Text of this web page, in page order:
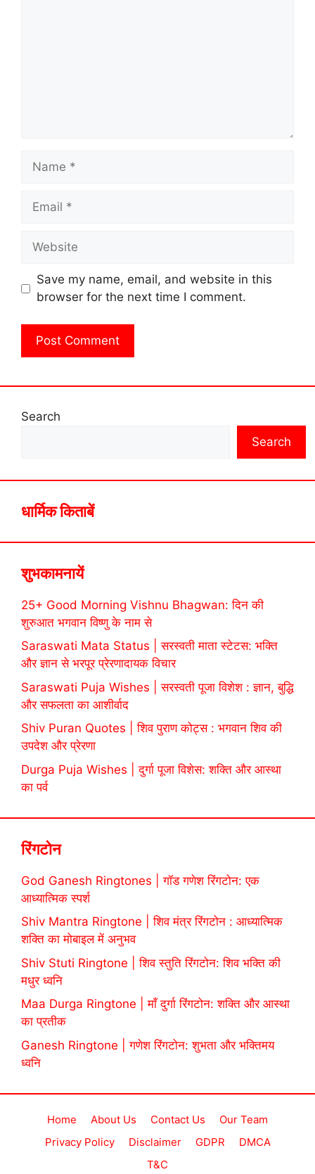
Name
Email
Website
Save my name, email, and website in this
browser for the next time I comment.
Search
Search
धार्मिक किताबें
शुभकामनायें
25+ Good Morning Vishnu Bhagwan: दिन की
शुरुआत भगवान विष्णु के नाम से
Saraswati Mata Status | सरस्वती माता स्टेटस: भक्ति
और ज्ञान से भरपूर प्रेरणादायक विचार
Saraswati Puja Wishes | सरस्वती पूजा विशेश : ज्ञान, बुद्धि
और सफलता का आशीर्वाद
Shiv Puran Quotes | शिव पुराण कोट्स : भगवान शिव की
उपदेश और प्रेरणा
Durga Puja Wishes | दुर्गा पूजा विशेस: शक्ति और आस्था
का पर्व
रिंगटोन
God Ganesh Ringtones | गॉड गणेश रिंगटोन: एक
आध्यात्मिक स्पर्श
Shiv Mantra Ringtone | शिव मंत्र रिंगटोन : आध्यात्मिक
शक्ति का मोबाइल में अनुभव
Shiv Stuti Ringtone | शिव स्तुति रिंगटोन: शिव भक्ति की
मधुर ध्वनि
Maa Durga Ringtone | माँ दुर्गा रिंगटोन: शक्ति और आस्था
का प्रतीक
Ganesh Ringtone | गणेश रिंगटोन: शुभता और भक्तिमय
ध्वनि
Home About Us Contact Us
Our Team
Privacy Policy
Disclaimer GDPR
DMCA
T&C